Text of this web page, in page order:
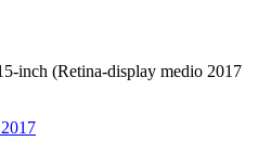
inch (Retina-display medio 2017